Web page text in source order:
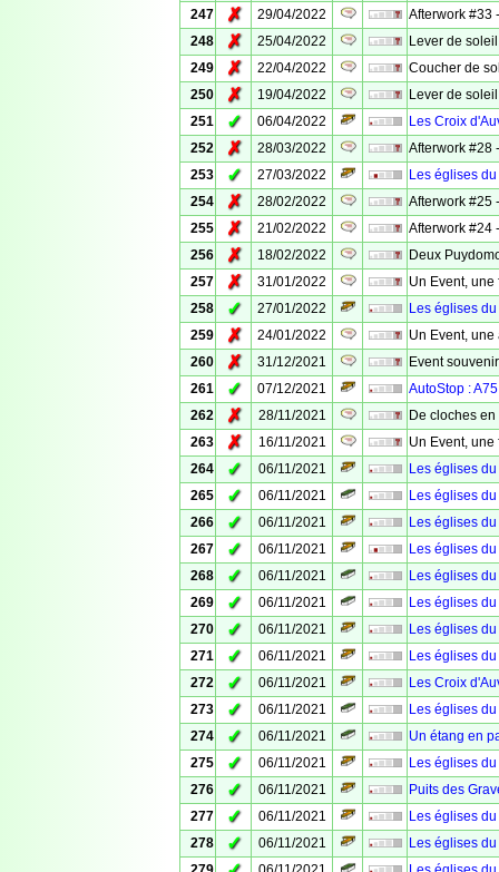
247
✗ 29/04/2022
Afterwork #33
248
✗ 25/04/2022
Lever de
249
✗ 22/04/2022
Coucher de
250
✗ 19/04/2022
Lever de
251
✓ 06/04/2022
Les Croix
252
✗ 28/03/2022
Afterwork #28
253
✓ 27/03/2022
Les églises
254
✗ 28/02/2022
Afterwork #25
255
✗ 21/02/2022
Afterwork #24
256
✗ 18/02/2022
Deux
257
✗ 31/01/2022
Un Event,
258
✓ 27/01/2022
Les églises
259
✗ 24/01/2022
Un Event,
260
✗ 31/12/2021
Event
261
✓ 07/12/2021
AutoStop :
262
✗ 28/11/2021
De cloches
263
✗ 16/11/2021
Un Event, une
264
✓ 06/11/2021
Les églises
265
✓ 06/11/2021
Les églises
266
✓ 06/11/2021
Les églises
267
✓ 06/11/2021
Les églises
268
✓ 06/11/2021
Les églises
269
✓ 06/11/2021
Les églises
270
✓ 06/11/2021
Les églises
271
✓ 06/11/2021
Les églises
272
✓ 06/11/2021
Les Croix
273
✓ 06/11/2021
Les églises
274
✓ 06/11/2021
Un étang en
275
✓ 06/11/2021
Les églises
276
✓ 06/11/2021
Puits des
277
✓ 06/11/2021
Les églises
278
✓ 06/11/2021
Les églises